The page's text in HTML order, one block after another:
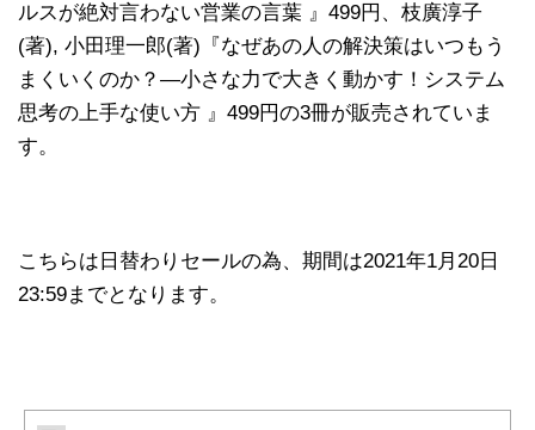
ルスが絶対言わない営業の言葉 』499円、枝廣淳子
(著), 小田理一郎(著)『なぜあの人の解決策はいつもう
まくいくのか？―小さな力で大きく動かす！システム
思考の上手な使い方 』499円の3冊が販売されていま
す。
こちらは日替わりセールの為、期間は2021年1月20日
23:59までとなります。